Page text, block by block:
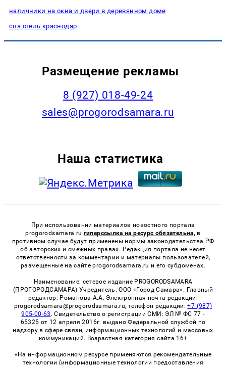
наличники на окна и двери в деревянном доме
спа отель краснодар
Размещение рекламы
8 (927) 018-49-24
sales@progorodsamara.ru
Наша статистика
При использовании материалов новостного портала
progorodsamara.ru гиперссылка на ресурс обязательна, в
противном случае будут применены нормы законодательства РФ
об авторских и смежных правах. Редакция портала не несет
ответственности за комментарии и материалы пользователей,
размещенные на сайте progorodsamara.ru и его субдоменах.
Наименование: сетевое издание PROGORODSAMARA
(ПРОГОРОДСАМАРА) Учредитель: ООО «Город Самара». Главный
редактор: Романова А.А. Электронная почта редакции:
progorodsamara@progorodsamara.ru, телефон редакции:+7 (987)
905-00-63 . Свидетельство о регистрации СМИ: ЭЛ № ФС 77 -
65325 от 12 апреля 2016г. выдано Федеральной службой по
надзору в сфере связи, информационных технологий и массовых
коммуникаций. Возрастная категория сайта 16+
«На информационном ресурсе применяются рекомендательные
технологии (информационные технологии предоставления